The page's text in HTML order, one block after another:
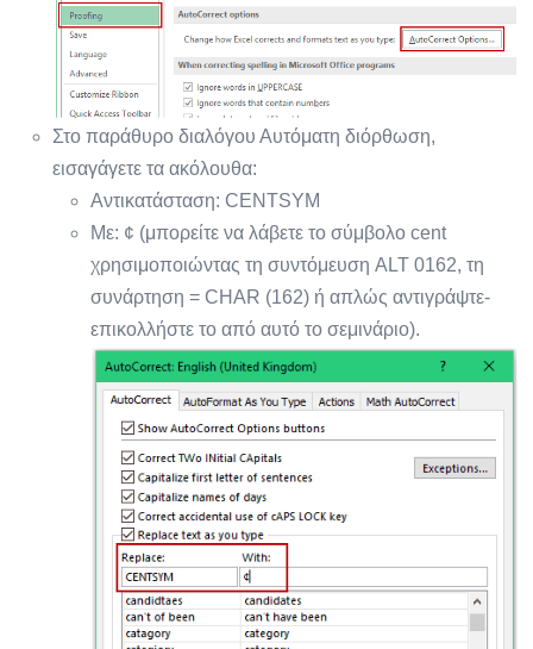
Στο παράθυρο διαλόγου Αυτόματη διόρθωση,
εισαγάγετε τα ακόλουθα:
Αντικατάσταση: CENTSYM
Με: ¢ (μπορείτε να λάβετε το σύμβολο cent
χρησιμοποιώντας τη συντόμευση ALT 0162, τη
συνάρτηση = CHAR (162) ή απλώς αντιγράψτε-
επικολλήστε το από αυτό το σεμινάριο).